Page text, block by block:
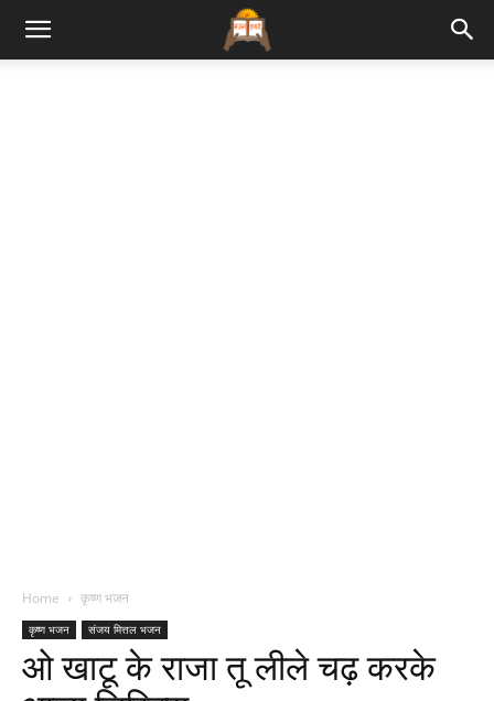
Bhajan
Home कृष्ण भजन
कृष्ण भजन संजय मित्तल भजन
ओ खाटू के राजा तू लीले चढ़ करके